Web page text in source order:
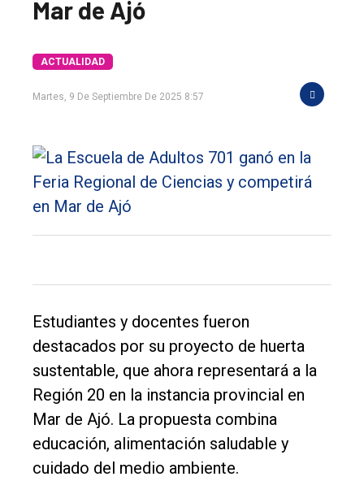
El
Mar de Ajó
ACTUALIDAD
Martes, 9 De Septiembre De 2025 8:57
Estudiantes y docentes fueron
destacados por su proyecto de huerta
sustentable, que ahora representará a la
Región 20 en la instancia provincial en
Mar de Ajó. La propuesta combina
educación, alimentación saludable y
cuidado del medio ambiente.